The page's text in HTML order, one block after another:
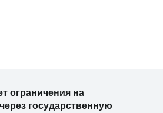
ограничения на
государственную